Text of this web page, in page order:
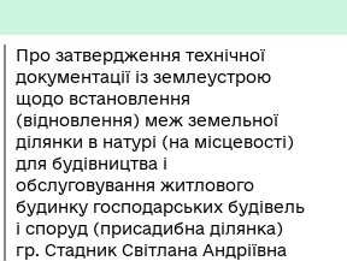
Про затвердження технічної
документації із землеустрою
щодо встановлення
(відновлення) меж земельної
ділянки в натурі (на місцевості)
для будівництва і
обслуговування житлового
будинку господарських будівель
і споруд (присадибна ділянка)
гр. Стадник Світлана Андріївна